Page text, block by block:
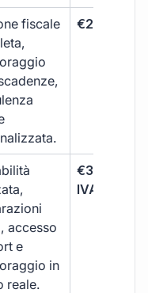
fiscale
€264 +
accesso
e
in
reale.
€333 +
IVA/